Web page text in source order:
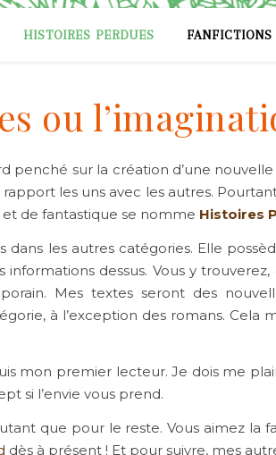
HISTOIRES PERDUES FANFICTIONS
ou
penché sur la création d’une
les uns avec les autres.
de fantastique se nomme Histoires
les autres catégories. Elle
dessus. Vous y
Mes textes seront des
à l’exception des romans. Cela
mon premier lecteur. Je dois me
si l’envie vous prend.
que pour le reste. Vous aimez la
dès à présent ! Et pour suivre, mes